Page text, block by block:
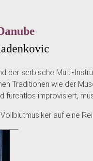
der serbische Multi-
Traditionen wie der
furchtlos improvisiert,
auf eine